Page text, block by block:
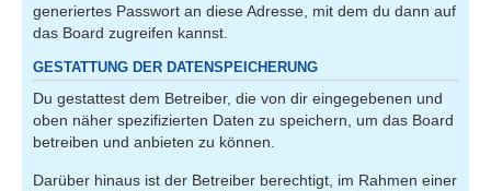
generiertes Passwort an diese Adresse, mit dem du dann auf
das Board zugreifen kannst.
GESTATTUNG DER DATENSPEICHERUNG
Du gestattest dem Betreiber, die von dir eingegebenen und
oben näher spezifizierten Daten zu speichern, um das Board
betreiben und anbieten zu können.
Darüber hinaus ist der Betreiber berechtigt, im Rahmen einer